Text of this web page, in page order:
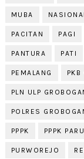
MUBA NASIONAL
PACITAN PAGI
PANTURA PATI
PEMALANG PKB
PLN ULP
POLRES
PPPK PPPK
PURWOREJO